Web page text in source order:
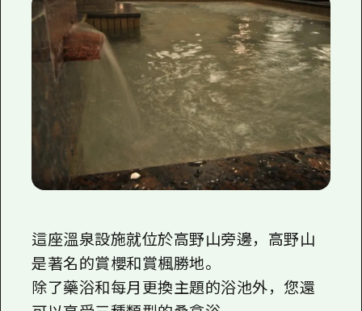
這座溫泉設施就位於高野山旁邊，高野山
是著名的賞櫻和賞楓勝地。
除了藥浴和每月更換主題的浴池外，您還